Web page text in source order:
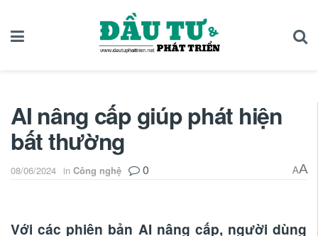
AI nâng cấp giúp phát hiện
bất thường
08/06/2024 in Công nghệ 0 AA
Với các phiên bản AI nâng cấp, người dùng